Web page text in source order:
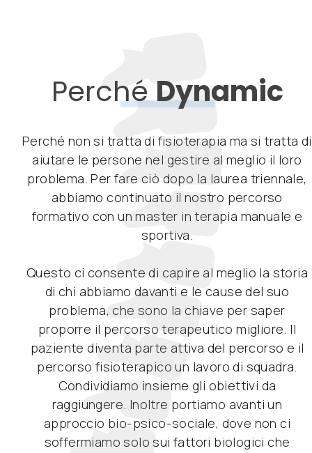
PerchéDynamic
Perché non si tratta di fisioterapia ma si tratta di
aiutare le persone nel gestire al meglio il loro
problema. Per fare ciò dopo la laurea triennale,
abbiamo continuato il nostro percorso
formativo con un master in terapia manuale e
sportiva.
Questo ci consente di capire al meglio la storia
di chi abbiamo davanti e le cause del suo
problema, che sono la chiave per saper
proporre il percorso terapeutico migliore. Il
paziente diventa parte attiva del percorso e il
percorso fisioterapico un lavoro di squadra.
Condividiamo insieme gli obiettivi da
raggiungere. Inoltre portiamo avanti un
approccio bio-psico-sociale, dove non ci
soffermiamo solo sui fattori biologici che